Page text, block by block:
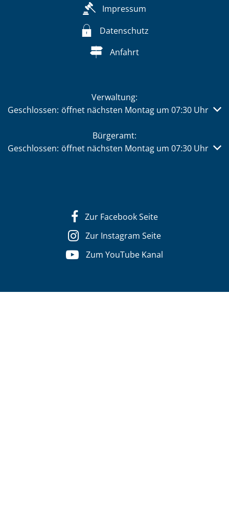
Impressum
Datenschutz
Anfahrt
Verwaltung:
Klicken, um weitere Öffnungs- oder Schließzeiten
Geschlossen: öffnet nächsten Montag um 07:30 Uhr
Bürgeramt:
Klicken, um weitere Öffnungs- oder Schließzeiten
Geschlossen: öffnet nächsten Montag um 07:30 Uhr
Zur Facebook Seite
Zur Instagram Seite
Zum YouTube Kanal